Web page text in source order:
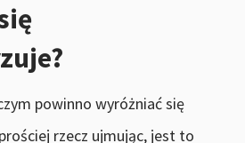
powinno wyróżniać się
rzecz ujmując, jest to